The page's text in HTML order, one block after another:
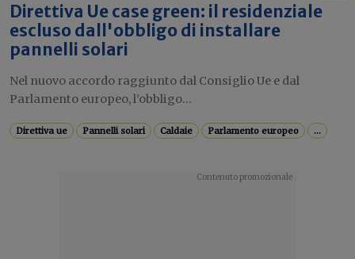
Direttiva Ue case green: il residenziale
escluso dall'obbligo di installare
pannelli solari
Nel nuovo accordo raggiunto dal Consiglio Ue e dal
Parlamento europeo, l’obbligo...
Direttiva ue Pannelli solari Caldaie Parlamento europeo ...